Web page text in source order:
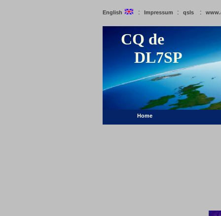
English : Impressum : qsls :
CQ de
DL7SP
Home